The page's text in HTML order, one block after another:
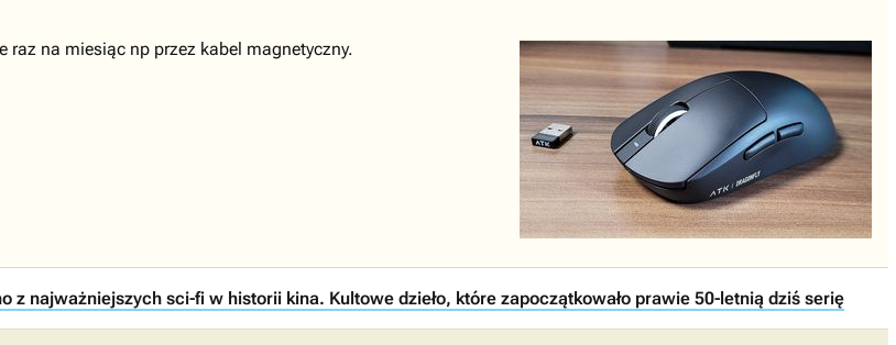
raz na miesiąc np przez kabel magnetyczny.
z najważniejszych sci-fi w historii kina. Kultowe dzieło, które zapoczątkowało prawie 50-letnią dziś serię